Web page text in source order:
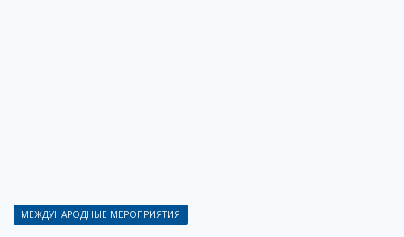
МЕЖДУНАРОДНЫЕ МЕРОПРИЯТИЯ